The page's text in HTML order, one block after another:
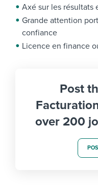
Axé sur les résultats
Grande attention
confiance
Licence en finance
Post
over 200